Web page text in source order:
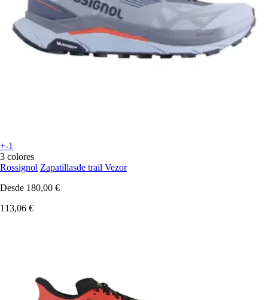
+-1
3 colores
Rossignol Zapatillasde trail Vezor
Desde 180,00 €
113,06 €